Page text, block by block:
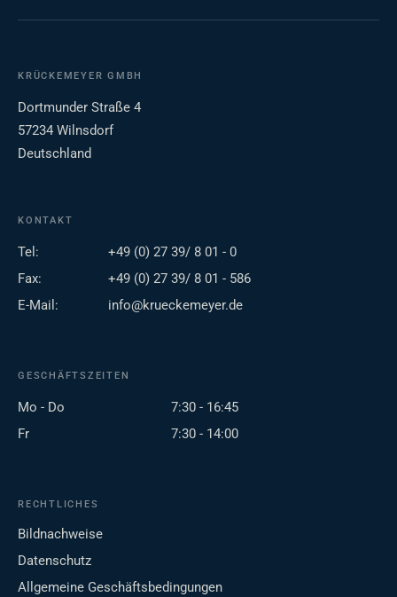
KRÜCKEMEYER GMBH
Dortmunder Straße 4
57234 Wilnsdorf
Deutschland
KONTAKT
Tel:
+49 (0) 27 39/ 8 01 - 0
Fax:
+49 (0) 27 39/ 8 01 - 586
E-Mail:
info@krueckemeyer.de
GESCHÄFTSZEITEN
Mo - Do
7:30 - 16:45
Fr
7:30 - 14:00
RECHTLICHES
Bildnachweise
Datenschutz
Allgemeine Geschäftsbedingungen